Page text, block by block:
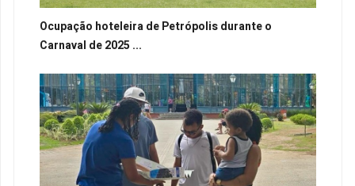
Ocupação hoteleira de Petrópolis durante o
Carnaval de 2025 ...